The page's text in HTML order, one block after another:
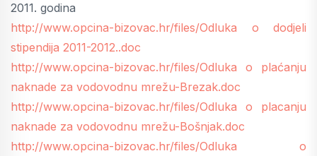
2011. godina
http://www.opcina-bizovac.hr/files/Odluka o dodjeli
stipendija 2011-2012..doc
http://www.opcina-bizovac.hr/files/Odluka o plaćanju
naknade za vodovodnu mrežu-Brezak.doc
http://www.opcina-bizovac.hr/files/Odluka o placanju
naknade za vodovodnu mrežu-Bošnjak.doc
http://www.opcina-bizovac.hr/files/Odluka o